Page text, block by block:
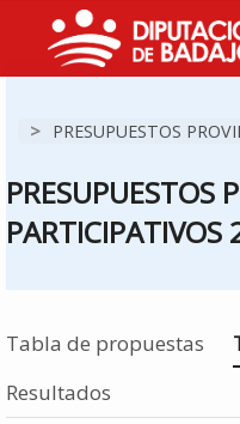
> PRESUPUESTOS
PRESUPUESTOS
PARTICIPATIVOS
Tabla de propuestas
Resultados